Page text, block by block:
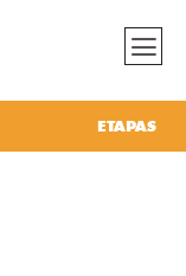
ETAPAS